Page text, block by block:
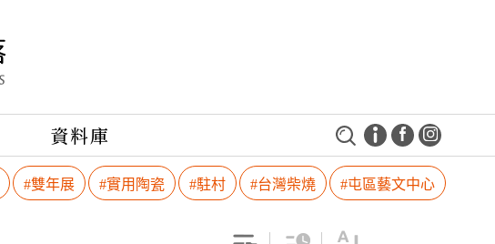
資料庫
#雙年展 #實用陶瓷 #駐村 #台灣柴燒 #屯區藝文中心